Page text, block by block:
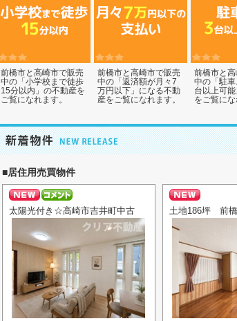
前橋市と高崎市で販売
中の「小学校まで徒歩
15分以内」の不動産を
ご覧になれます。
前橋市と高崎市で販売
中の「返済額が月々7
万円以下」になる不動
産をご覧になれます。
前橋市と
中の「駐
台以上可
をご覧にな
■居住用売買物件
太陽光付き☆高崎市吉井町中古 土地186坪 前